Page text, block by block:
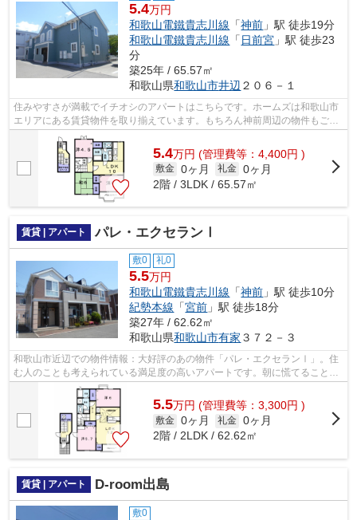
5.4万円
和歌山電鐵貴志川線 「神前 」駅 徒歩19分
和歌山電鐵貴志川線 「 日前宮 」駅 徒歩23
分
築25年 / 65.57㎡
和歌山県和歌山市井辺 ２０６－１
住みやすさが満載でイチオシのアパートはこちらです。ホームズは和歌山市
エリアにある賃貸物件を取り揃えています。もちろん神前周辺の物件もござ
います。ぜひご検討ください。
5.4万円 (管理費等：4,400円 )
敷金 0ヶ月 礼金 0ヶ月
2階 / 3LDK / 65.57㎡
賃貸 | アパート パレ・エクセランⅠ
敷0 礼0
5.5万円
和歌山電鐵貴志川線 「神前 」駅 徒歩10分
紀勢本線 「宮前 」駅 徒歩18分
築27年 / 62.62㎡
和歌山県和歌山市有家 ３７２－３
和歌山市近辺での物件情報：大好評のあの物件「パレ・エクセランⅠ」。住
む人のことも考えられている満足度の高いアパートです。朝に慌てることな
く行動するために駅から徒歩10分の駅近...
5.5万円 (管理費等：3,300円 )
敷金 0ヶ月 礼金 0ヶ月
2階 / 2LDK / 62.62㎡
賃貸 | アパート D-room出島
敷0